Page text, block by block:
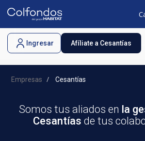
Afíliate a Cesantías
Ingresar
Empresas Cesantías
Somos tus aliados en la
Cesantías de tus